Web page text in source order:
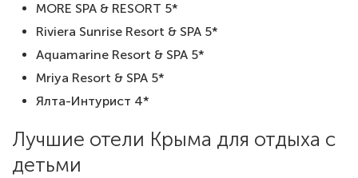
MORE SPA & RESORT 5*
Riviera Sunrise Resort & SPA 5*
Aquamarine Resort & SPA 5*
Mriya Resort & SPA 5*
Ялта-Интурист 4*
Лучшие отели Крыма для отдыха с
детьми